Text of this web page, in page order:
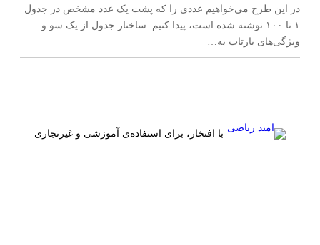
در این طرح می‌خواهیم عددی را که پشت یک عدد مشخص در جدول
۱ تا ۱۰۰ نوشته شده است، پیدا کنیم. ساختار جدول از یک سو و
ویژگی‌های بازتاب به…
با افتخار، برای استفاده‌ی آموزشی و غیرتجاری